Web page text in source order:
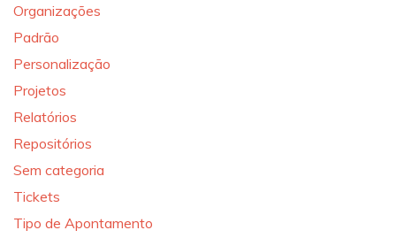
Organizações
Padrão
Personalização
Projetos
Relatórios
Repositórios
Sem categoria
Tickets
Tipo de Apontamento